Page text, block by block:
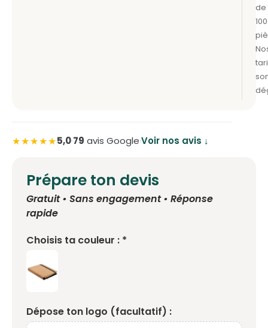
★★★★★5,0·79 avis Google·Voir nos avis ↓
Prépare ton devis
Gratuit • Sans engagement • Réponse
rapide
Choisis ta couleur : *
Dépose ton logo (facultatif) :